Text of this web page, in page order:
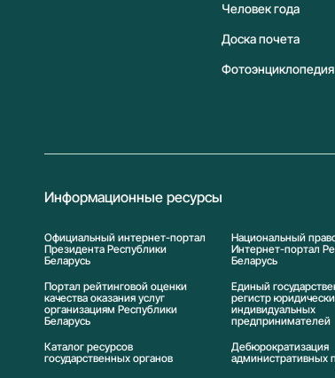
Человек года
Доска почета
Информационные ресурсы
Официальный интернет-портал
Президента Республики
Беларусь
Национальный
Интернет-портал
Беларусь
Портал рейтинговой оценки
качества оказания услуг
организациям Республики
Беларусь
Единый
регистр
индивидуальных
предпринимателей
Каталог ресурсов
государственных органов
Дебюрократизация
административных